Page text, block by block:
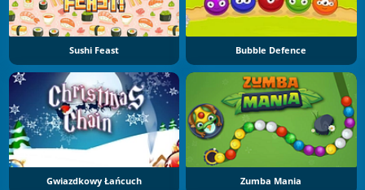
Sushi Feast Bubble Defence
Gwiazdkowy Łańcuch Zumba Mania